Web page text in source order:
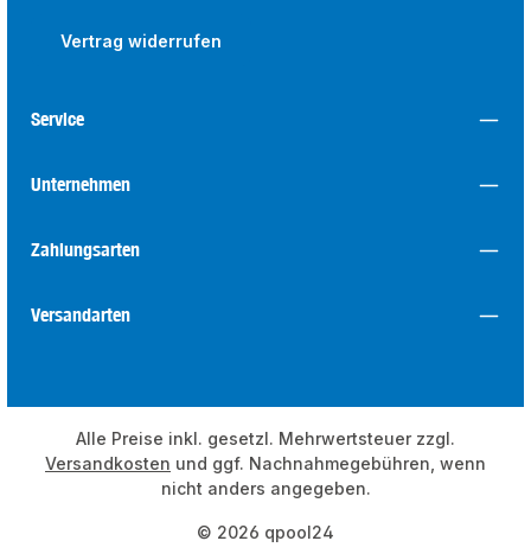
Vertrag widerrufen
Service
Unternehmen
Zahlungsarten
Versandarten
© 2026 qpool24
Alle Preise inkl. gesetzl. Mehrwertsteuer zzgl.
Versandkosten und ggf. Nachnahmegebühren, wenn
nicht anders angegeben.